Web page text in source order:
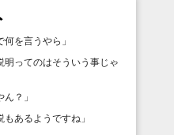
何を言うやら 」
明ってのはそういう事じゃ
ん？ 」
もあるようですね 」